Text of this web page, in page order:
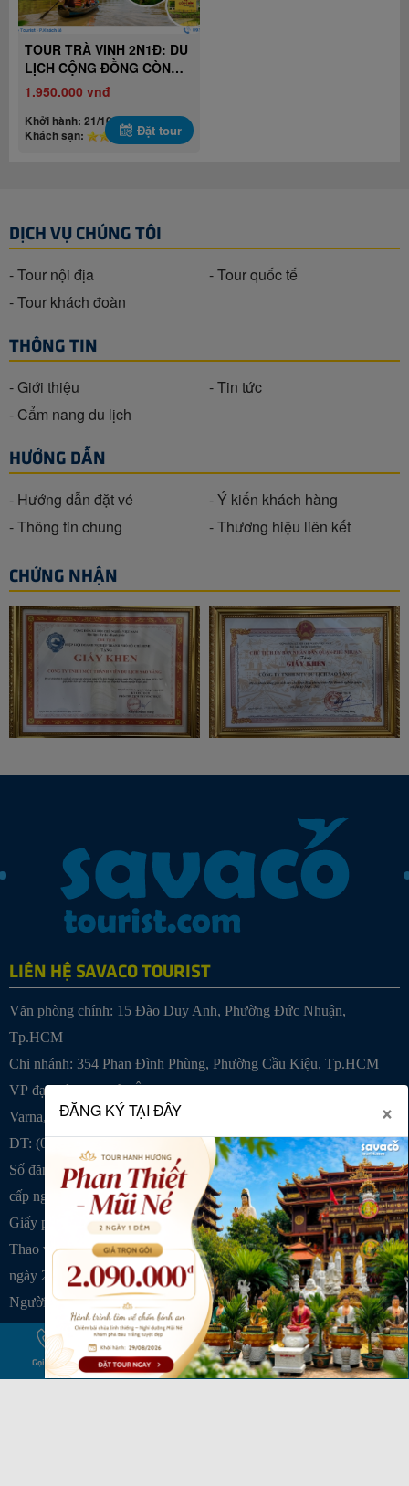
TOUR TRÀ VINH 2N1Đ: DU
LỊCH CỘNG ĐỒNG CÒN
CHIM VÀ AO BÀ OM –
1.950.000 vnđ
Khởi hành: 21/10/2026
Khách sạn:
Đặt tour
DỊCH VỤ CHÚNG TÔI
- Tour nội địa
- Tour quốc tế
- Tour khách đoàn
THÔNG TIN
- Giới thiệu
- Tin tức
- Cẩm nang du lịch
HƯỚNG DẪN
- Hướng dẫn đặt vé
- Ý kiến khách hàng
- Thông tin chung
- Thương hiệu liên kết
CHỨNG NHẬN
LIÊN HỆ SAVACO TOURIST
Văn phòng chính: 15 Đào Duy Anh, Phường Đức Nhuận,
Tp.HCM
Chi nhánh: 354 Phan Đình Phùng, Phường Cầu Kiệu, Tp.HCM
VP đại diện tại Châu Âu: Tzar Osvoboditel - 31, Et.6, Ap.16,
Varna, 9000
ĐT: (028) 38 445 750 - 0983 810 544
Số đăng ký KD: 0304617186 do Sở kế hoạch và đầu tư TPHCM
cấp ngày 12/10/2006
Giấy phép lữ hành quốc tế : 79-752/2017 do Bộ Văn Hóa, Thể
Thao và Du Lịch, Cục Du Lịch Quốc Gia Việt Nam cấp
ngày 20/07/2017
Người đại diện: Ông Đoàn Hữu Hiển
Website:
www.savacotourist.com
ĐĂNG KÝ TẠI ĐÂY ×
Gọi ngay Nhắn tin Zalo Chat Facebook Chỉ đường